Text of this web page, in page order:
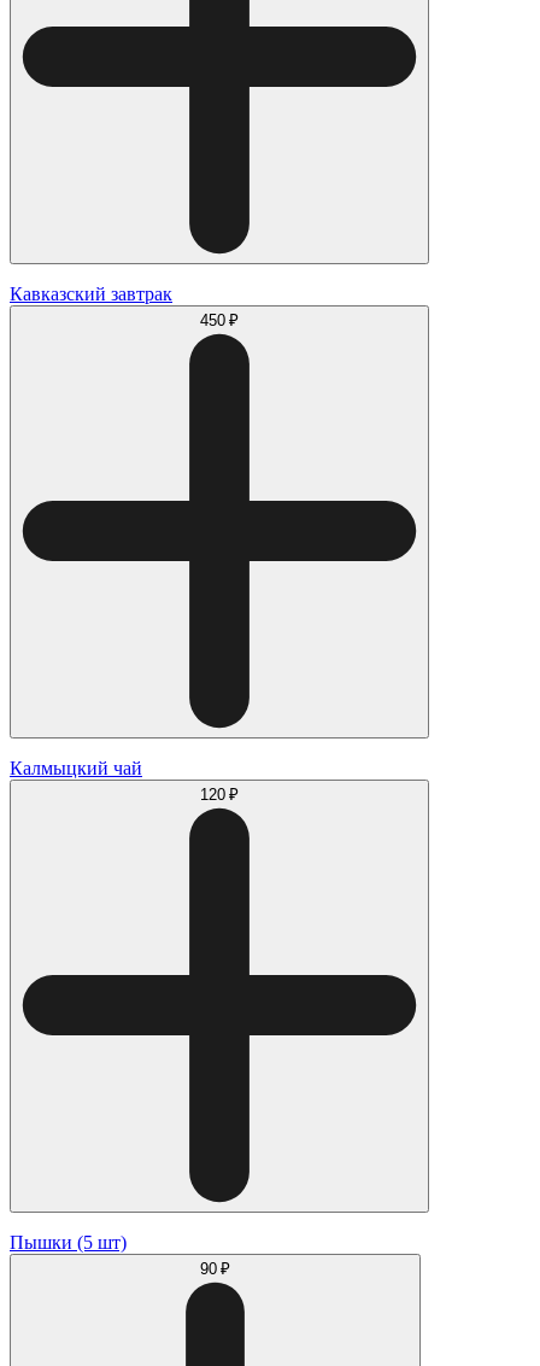
Кавказский завтрак
450 ₽
Калмыцкий чай
120 ₽
Пышки (5 шт)
90 ₽